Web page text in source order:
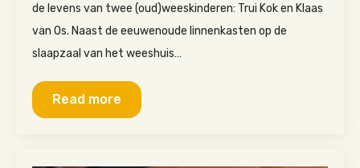
de levens van twee (oud)weeskinderen: Trui Kok en Klaas
van Os. Naast de eeuwenoude linnenkasten op de
slaapzaal van het weeshuis…
Read more